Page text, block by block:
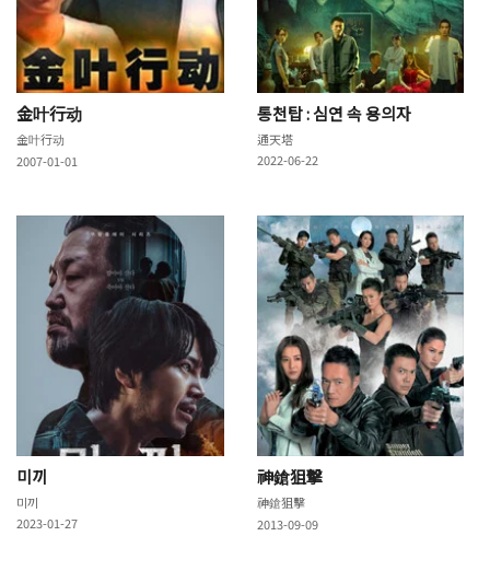
金叶行动
金叶行动
2007-01-01
통천탑 : 심연 속 용의자
通天塔
2022-06-22
미끼
미끼
2023-01-27
神鎗狙擊
神鎗狙擊
2013-09-09